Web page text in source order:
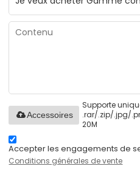
Supporte
.rar/.zip/.jpg/
20M
Accessoires
Accepter les engagements de
Conditions générales de vente